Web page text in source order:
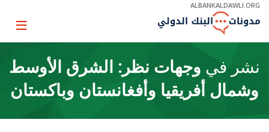
Skip
Main
ALBANKALDAWLI.ORG
Page
نشر في وجهات نظر: الشرق الأوسط
وشمال أفريقيا وأفغانستان وباكستان